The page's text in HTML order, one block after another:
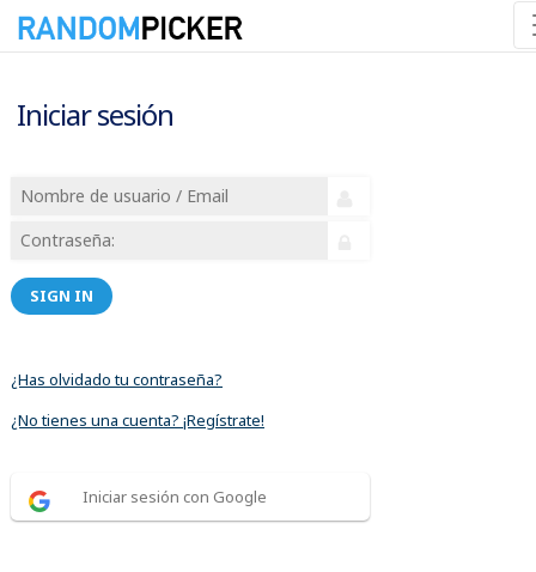
Iniciar sesión
SIGN IN
¿Has olvidado tu contraseña?
¿No tienes una cuenta? ¡Regístrate!
Iniciar sesión con Google